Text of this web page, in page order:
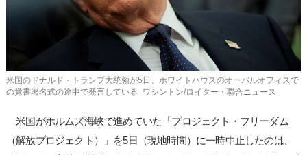
米国のドナルド・トランプ大統領が5日、ホワイトハウスのオーバルオフィスで
の覚書署名式の途中で発言している=ワシントン/ロイター・聯合ニュース
米国がホルムズ海峡で進めていた「プロジェクト・フリーダム
（解放プロジェクト）」を5日（現地時間）に一時中止したのは、